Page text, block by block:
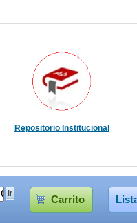
Repositorio Institucional
Carrito